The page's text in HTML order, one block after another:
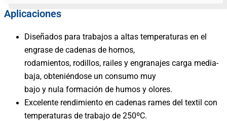
Aplicaciones
Diseñados para trabajos a altas temperaturas en el
engrase de cadenas de hornos,
rodamientos, rodillos, railes y engranajes carga media-
baja, obteniéndose un consumo muy
bajo y nula formación de humos y olores.
Excelente rendimiento en cadenas rames del textil con
temperaturas de trabajo de 250ºC.